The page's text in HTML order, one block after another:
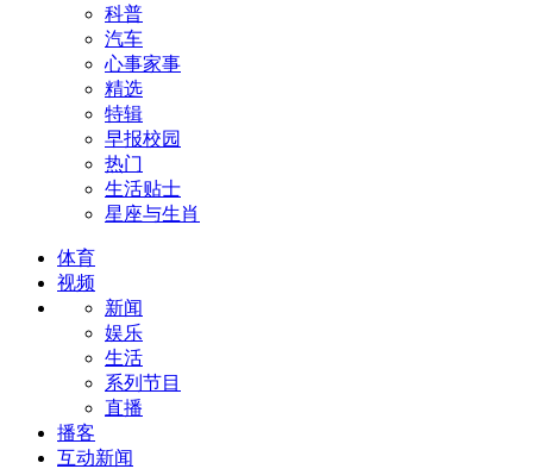
科普
汽车
心事家事
精选
特辑
早报校园
热门
生活贴士
星座与生肖
体育
视频
新闻
娱乐
生活
系列节目
直播
播客
互动新闻